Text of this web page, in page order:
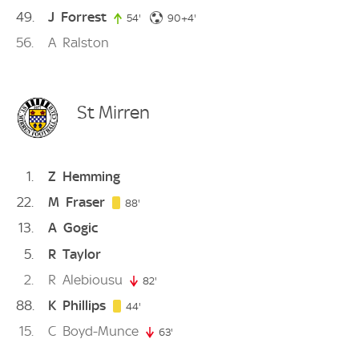
49 J Forrest 54' 54. minute
90+4'
56 A Ralston
St Mirren
1 Z Hemming
22
M Fraser 88'
13 A Gogic
5
R Taylor
2
R Alebiousu 82'
88 K Phillips 44'
15 C Boyd-Munce 63'